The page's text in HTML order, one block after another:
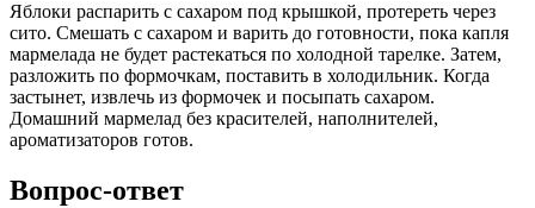
Яблоки распарить с сахаром под крышкой, протереть через
сито. Смешать с сахаром и варить до готовности, пока капля
мармелада не будет растекаться по холодной тарелке. Затем,
разложить по формочкам, поставить в холодильник. Когда
застынет, извлечь из формочек и посыпать сахаром.
Домашний мармелад без красителей, наполнителей,
ароматизаторов готов.
Вопрос-ответ